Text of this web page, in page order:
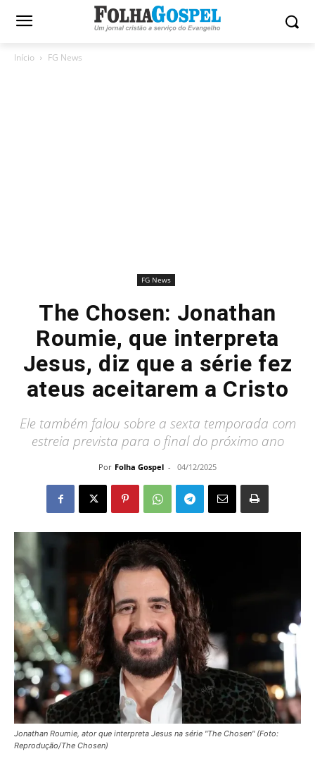
Início FG News
FG News
The Chosen: Jonathan
Roumie, que interpreta
Jesus, diz que a série fez
ateus aceitarem a Cristo
Ele também falou sobre a sexta temporada com
estreia prevista para o final do próximo ano
Por Folha Gospel - 04/12/2025
Jonathan Roumie, ator que interpreta Jesus na série "The Chosen" (Foto:
Reprodução/The Chosen)